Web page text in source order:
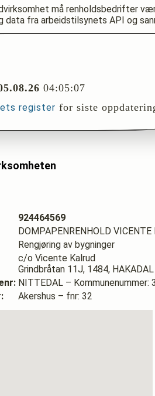
må renholdsbedrifter
data fra arbeidstilsynets API og
04:05:07
register for siste
924464569
DOMPAPENRENHOLD VICENTE
Rengjøring av bygninger
c/o Vicente Kalrud
Grindbråtan 11J, 1484, HAKADAL
NITTEDAL – Kommunenummer:
Akershus – fnr: 32